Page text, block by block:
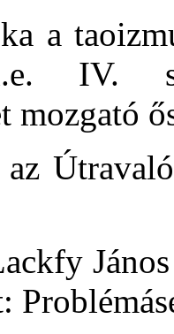
a
IV.
mozgató
az